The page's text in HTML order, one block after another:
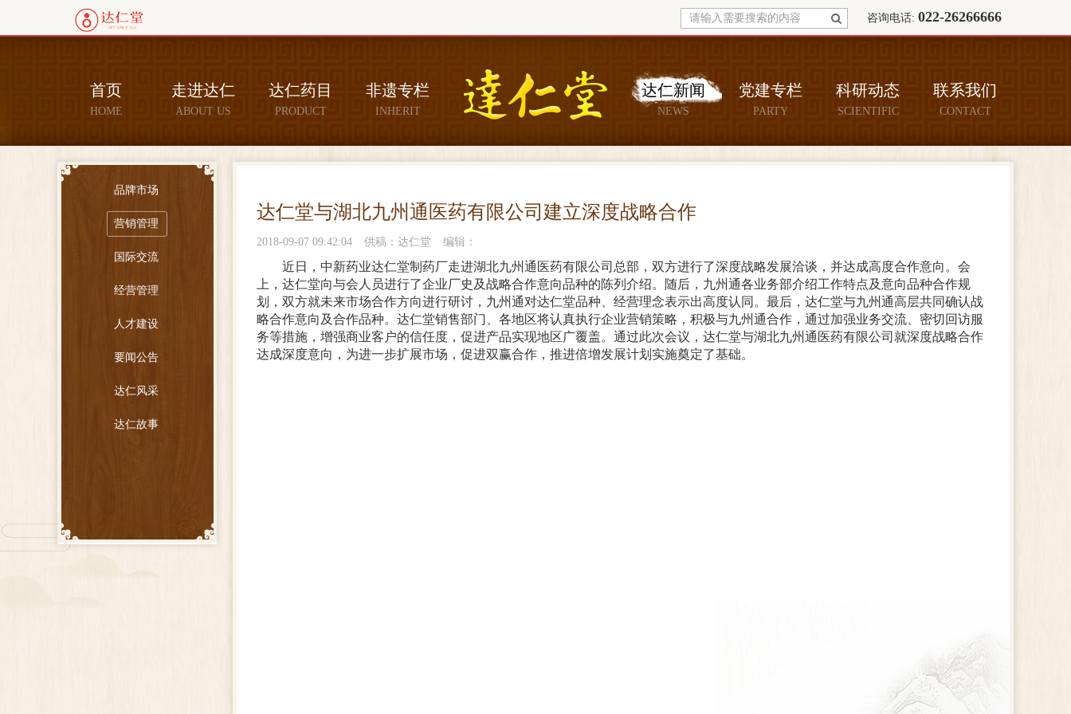
咨询电话: 022-26266666
首页
HOME
走进达仁
ABOUT US
达仁药目
PRODUCT
非遗专栏
INHERIT
达仁新闻
NEWS
党建专栏
PARTY
科研动态
SCIENTIFIC
联系我们
CONTACT
品牌市场
营销管理
国际交流
经营管理
人才建设
要闻公告
达仁风采
达仁故事
达仁堂与湖北九州通医药有限公司建立深度战略合作
2018-09-07 09:42:04 供稿：达仁堂 编辑：
近日，中新药业达仁堂制药厂走进湖北九州通医药有限公司总部，双方进行了深度战略发展洽谈，并达成高度合作意向。 会
上，达仁堂向与会人员进行了企业厂史及战略合作意向品种的陈列介绍。随后，九州通各业务部介绍工作特点及意向品种合作规
划，双方就未来市场合作方向进行研讨，九州通对达仁堂品种、经营理念表示出高度认同。最后，达仁堂与九州通高层共同确认战
略合作意向及合作品种。达仁堂销售部门、各地区将认真执行企业营销策略，积极与九州通合作，通过加强业务交流、密切回访服
务等措施，增强商业客户的信任度，促进产品实现地区广覆盖。 通过此次会议，达仁堂与湖北九州通医药有限公司就深度战略合作
达成深度意向，为进一步扩展市场，促进双赢合作，推进倍增发展计划实施奠定了基础。